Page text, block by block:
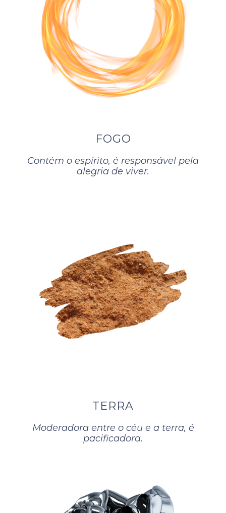
FOGO
Contém o espírito, é responsável pela
alegria de viver.
TERRA
Moderadora entre o céu e a terra, é
pacificadora.